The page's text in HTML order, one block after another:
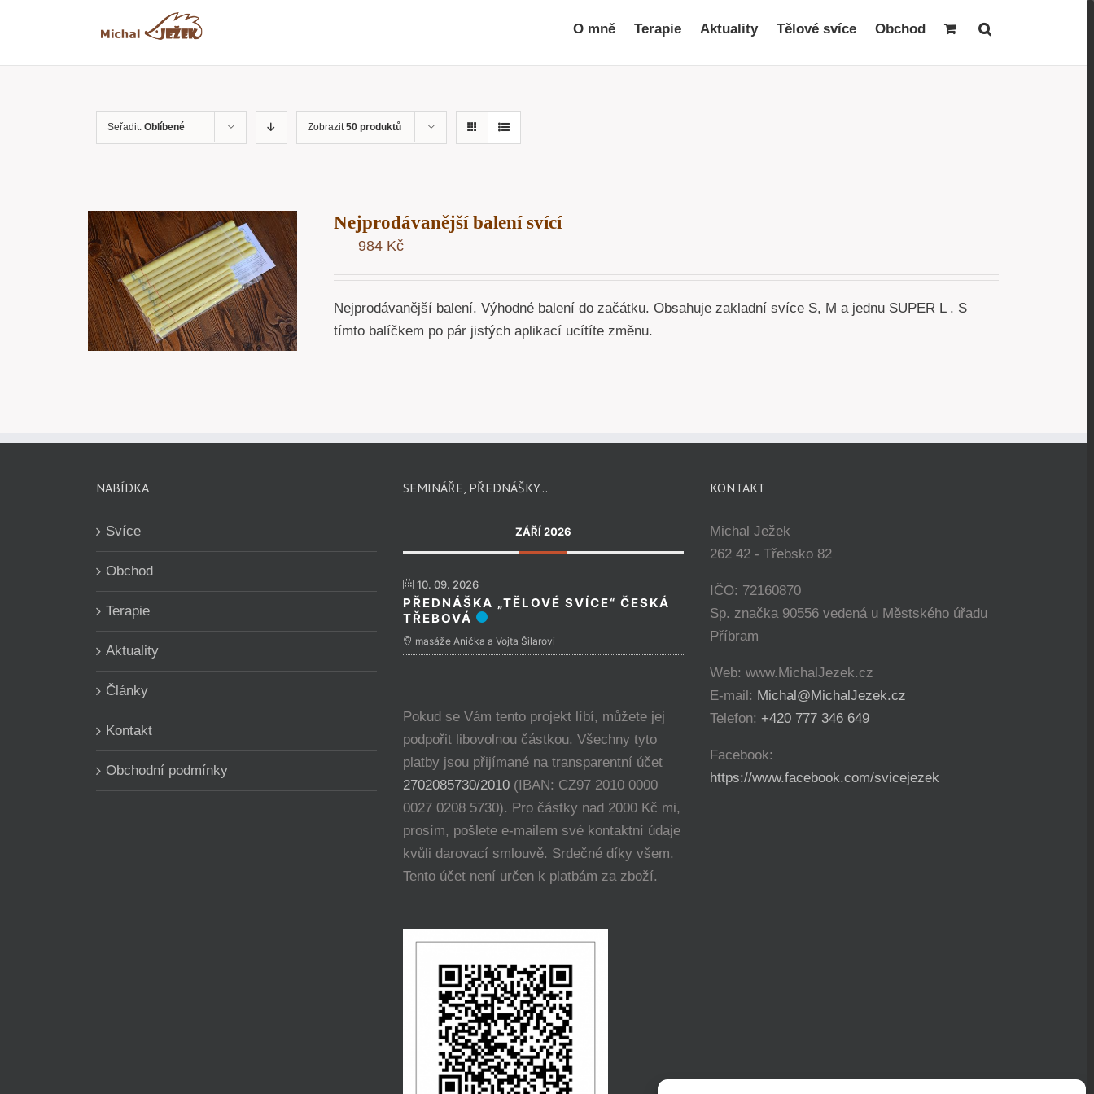
O mně Terapie Aktuality Tělové svíce Obchod
Seřadit: Oblíbené Zobrazit50 produktů
Nejprodávanější balení svící
984 Kč
Nejprodávanější balení. Výhodné balení do začátku. Obsahuje zakladní svíce S, M a jednu SUPER L . S
tímto balíčkem po pár jistých aplikací ucítíte změnu.
NABÍDKA
Svíce
Obchod
Terapie
Aktuality
Články
Kontakt
Obchodní podmínky
SEMINÁŘE, PŘEDNÁŠKY…
ZÁŘÍ 2026
10. 09. 2026
PŘEDNÁŠKA „TĚLOVÉ SVÍCE“ ČESKÁ
TŘEBOVÁ
masáže Anička a Vojta Šilarovi
Pokud se Vám tento projekt líbí, můžete jej
podpořit libovolnou částkou. Všechny tyto
platby jsou přijímané na transparentní účet
2702085730/2010(IBAN: CZ97 2010 0000
0027 0208 5730). Pro částky nad 2000 Kč mi,
prosím, pošlete e-mailem své kontaktní údaje
kvůli darovací smlouvě. Srdečné díky všem.
Tento účet není určen k platbám za zboží.
KONTAKT
Michal Ježek
262 42 - Třebsko 82
IČO: 72160870
Sp. značka 90556 vedená u Městského úřadu
Příbram
Web: www.MichalJezek.cz
E-mail: Michal@MichalJezek.cz
Telefon: +420 777 346 649
Facebook:
https://www.facebook.com/svicejezek